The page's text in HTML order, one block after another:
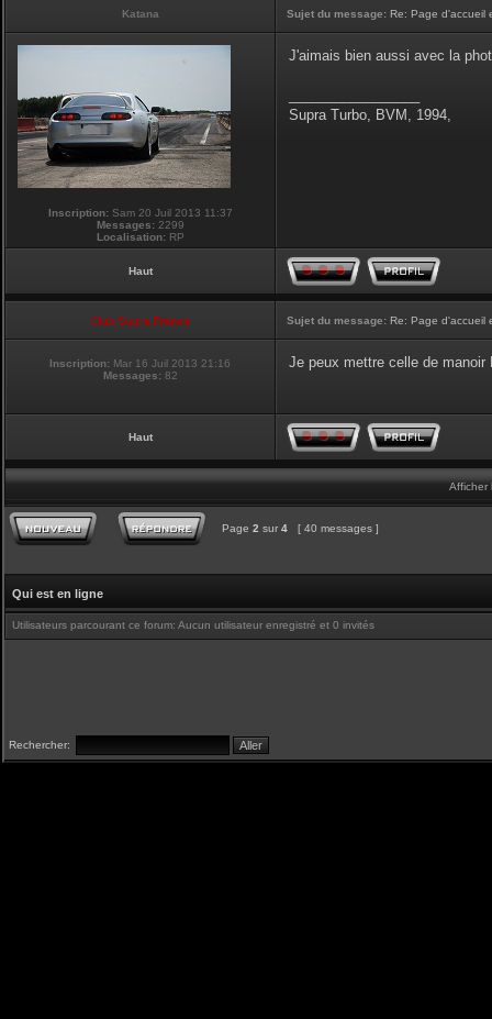
Katana Sujet du message: Re: Page d'accueil
Inscription: Sam 20 Juil 2013 11:37
Messages: 2299
Localisation: RP
J'aimais bien aussi avec la
Supra Turbo, BVM, 1994,
Haut
Club Supra France Sujet du message: Re: Page d'accueil
Inscription: Mar 16 Juil 2013 21:16
Messages: 82
Je peux mettre celle de
Haut
Afficher
Page 2 sur 4 [ 40 messages ]
Qui est en ligne
Utilisateurs parcourant ce forum: Aucun utilisateur enregistré et 0 invités
Rechercher: